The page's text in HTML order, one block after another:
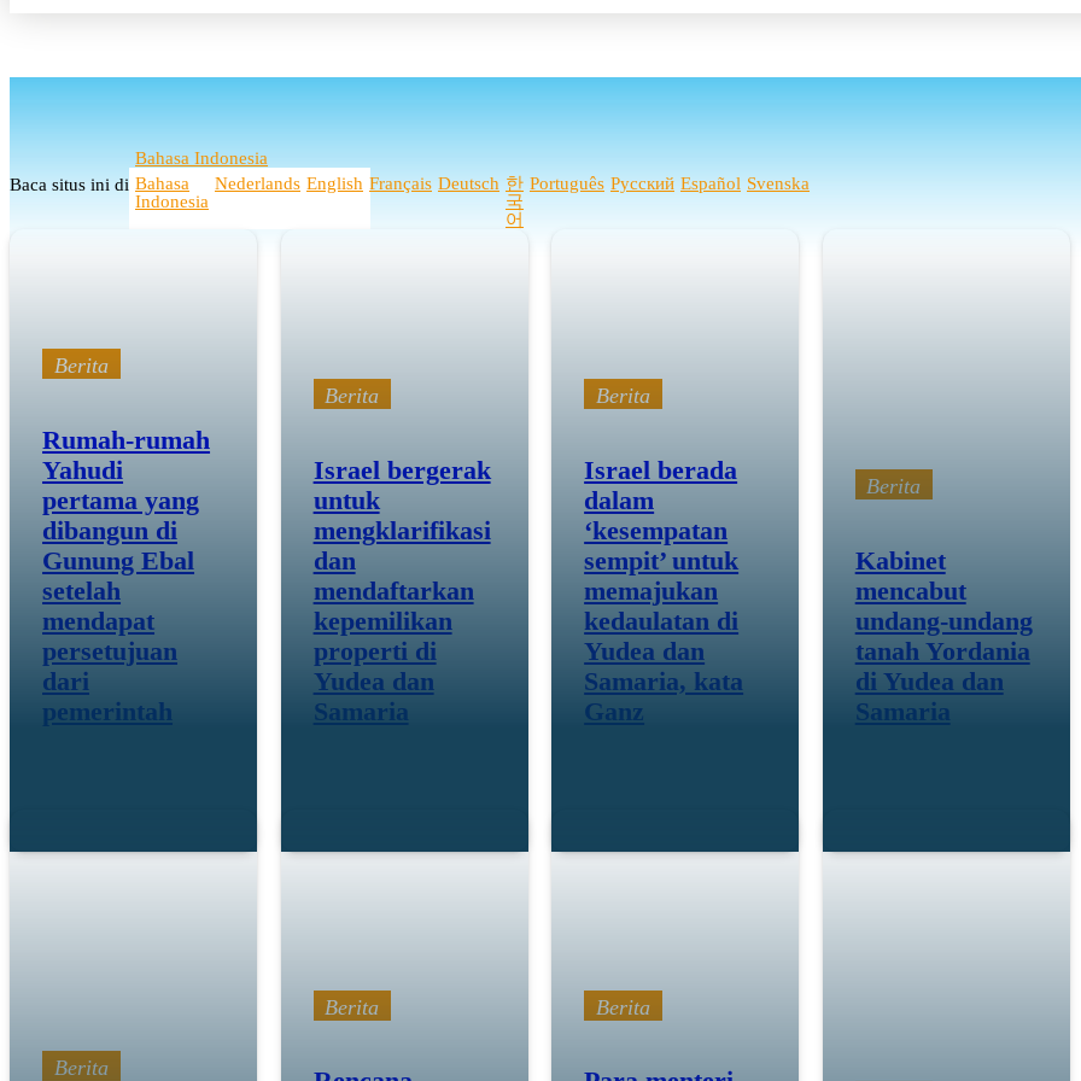
Baca situs ini di
Bahasa Indonesia
Bahasa
Indonesia
Nederlands English Français Deutsch 한
국
어
Português Русский Español Svenska
Berita
Rumah-rumah
Yahudi
pertama yang
dibangun di
Gunung Ebal
setelah
mendapat
persetujuan
dari
pemerintah
Berita
Israel bergerak
untuk
mengklarifikasi
dan
mendaftarkan
kepemilikan
properti di
Yudea dan
Samaria
Berita
Israel berada
dalam
‘kesempatan
sempit’ untuk
memajukan
kedaulatan di
Yudea dan
Samaria, kata
Ganz
Berita
Kabinet
mencabut
undang-undang
tanah Yordania
di Yudea dan
Samaria
Berita
Berita Berita